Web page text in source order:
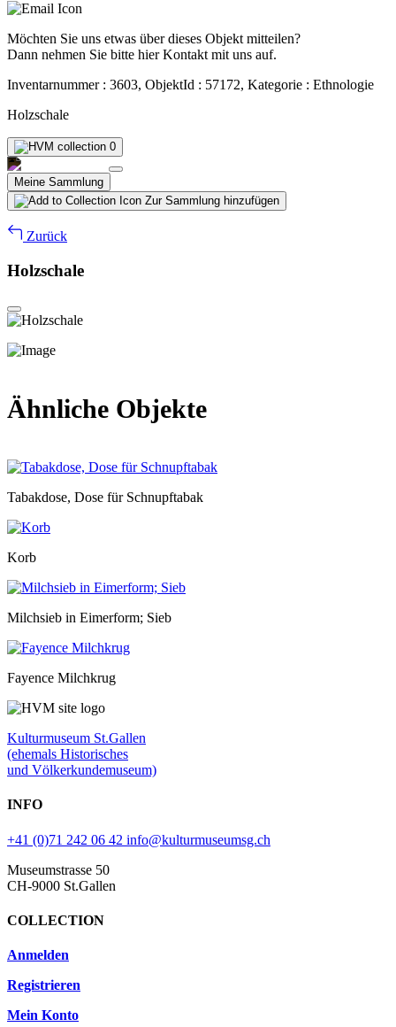
Möchten Sie uns etwas über dieses Objekt mitteilen?
Dann nehmen Sie bitte hier Kontakt mit uns auf.
Inventarnummer : 3603, ObjektId : 57172, Kategorie : Ethnologie
Holzschale
0
Meine Sammlung
Zur Sammlung hinzufügen
Zurück
Holzschale
Ähnliche Objekte
Tabakdose, Dose für Schnupftabak
Korb
Milchsieb in Eimerform; Sieb
Fayence Milchkrug
Kulturmuseum St.Gallen
(ehemals Historisches
und Völkerkundemuseum)
INFO
+41 (0)71 242 06 42 info@kulturmuseumsg.ch
Museumstrasse 50
CH-9000 St.Gallen
COLLECTION
Anmelden
Registrieren
Mein Konto